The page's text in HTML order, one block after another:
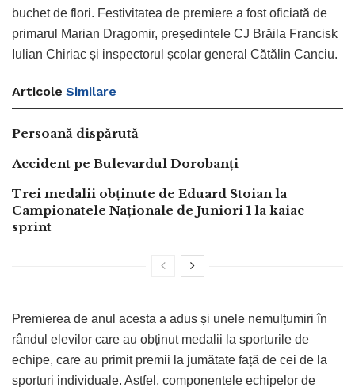
buchet de flori. Festivitatea de premiere a fost oficiată de
primarul Marian Dragomir, președintele CJ Brăila Francisk
Iulian Chiriac și inspectorul școlar general Cătălin Canciu.
Articole Similare
Persoană dispărută
Accident pe Bulevardul Dorobanți
Trei medalii obținute de Eduard Stoian la
Campionatele Naționale de Juniori 1 la kaiac –
sprint
Premierea de anul acesta a adus și unele nemulțumiri în
rândul elevilor care au obținut medalii la sporturile de
echipe, care au primit premii la jumătate față de cei de la
sporturi individuale. Astfel, componentele echipelor de